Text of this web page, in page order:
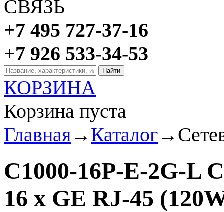
+7 495 727-37-16
+7 926 533-34-53
КОРЗИНА
Корзина пуста
Главная→ Каталог→
C1000-16P-E-2G-L
16 x GE RJ-45